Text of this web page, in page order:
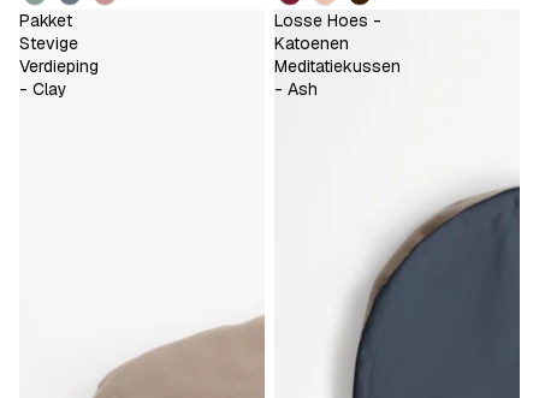
Pakket
Stevige
Verdieping
- Clay
Losse Hoes -
Katoenen
Meditatiekussen
- Ash